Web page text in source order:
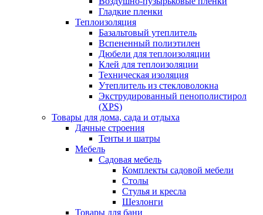
Гладкие пленки
Теплоизоляция
Базальтовый утеплитель
Вспененный полиэтилен
Дюбели для теплоизоляции
Клей для теплоизоляции
Техническая изоляция
Утеплитель из стекловолокна
Экструдированный пенополистирол
(XPS)
Товары для дома, сада и отдыха
Дачные строения
Тенты и шатры
Мебель
Садовая мебель
Комплекты садовой мебели
Столы
Стулья и кресла
Шезлонги
Товары для бани